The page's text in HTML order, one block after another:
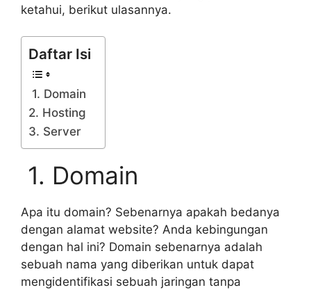
ketahui, berikut ulasannya.
Daftar Isi
1. Domain
2. Hosting
3. Server
1. Domain
Apa itu domain? Sebenarnya apakah bedanya
dengan alamat website? Anda kebingungan
dengan hal ini? Domain sebenarnya adalah
sebuah nama yang diberikan untuk dapat
mengidentifikasi sebuah jaringan tanpa